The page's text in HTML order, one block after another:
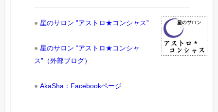
●星のサロン ”アストロ★コンシャス”
●星のサロン ”アストロ★コンシャ
ス”（外部ブログ）
●AkaSha：Facebookページ